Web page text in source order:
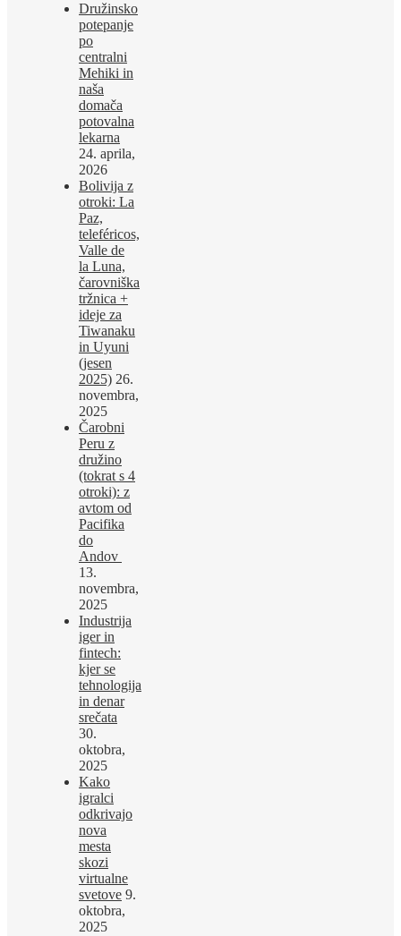
Družinsko
potepanje
po
centralni
Mehiki in
naša
domača
potovalna
lekarna
24. aprila,
2026
Bolivija z
otroki: La
Paz,
teleféricos,
Valle de
la Luna,
čarovniška
tržnica +
ideje za
Tiwanaku
in Uyuni
(jesen
2025) 26.
novembra,
2025
Čarobni
Peru z
družino
(tokrat s 4
otroki): z
avtom od
Pacifika
do
Andov
13.
novembra,
2025
Industrija
iger in
fintech:
kjer se
tehnologija
in denar
srečata
30.
oktobra,
2025
Kako
igralci
odkrivajo
nova
mesta
skozi
virtualne
svetove 9.
oktobra,
2025